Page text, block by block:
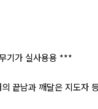
기가 실사용용 ***
끝남과 깨달은 지도자